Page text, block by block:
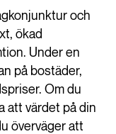
och
ökad
Under en
på bostäder,
Om du
att värdet på din
överväger att